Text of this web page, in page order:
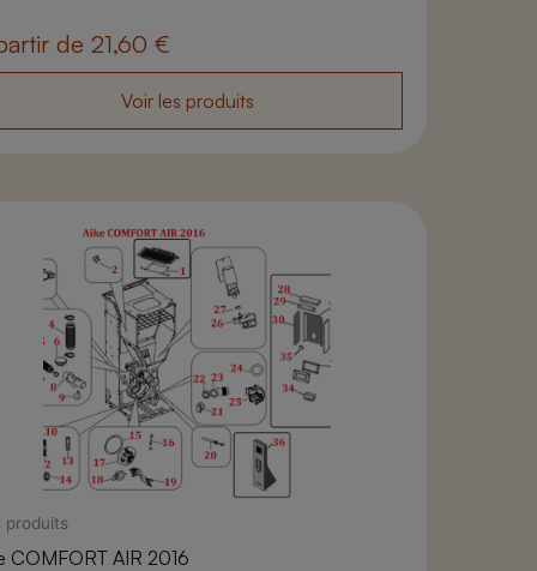
de 21,60 €
Voir les produits
produits
COMFORT AIR 2016